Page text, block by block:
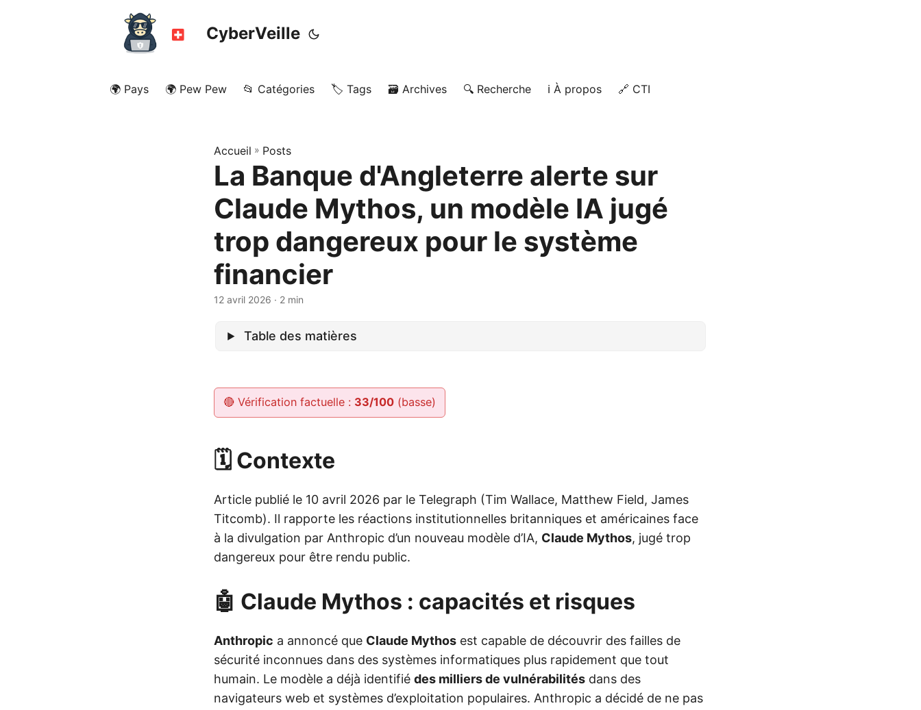
CyberVeille
🌍 Pays 🌍 Pew Pew 📂 Catégories 🏷️ Tags 🗃️ Archives 🔍 Recherche ℹ️ À propos 🔗 CTI
Accueil » Posts
La Banque d'Angleterre alerte sur
Claude Mythos, un modèle IA jugé
trop dangereux pour le système
financier
12 avril 2026 · 2 min
Table des matières
🔴 Vérification factuelle : 33/100(basse)
🗓️ Contexte
Article publié le 10 avril 2026 par le Telegraph (Tim Wallace, Matthew Field, James
Titcomb). Il rapporte les réactions institutionnelles britanniques et américaines face
à la divulgation par Anthropic d’un nouveau modèle d’IA, Claude Mythos, jugé trop
dangereux pour être rendu public.
🤖 Claude Mythos : capacités et risques
Anthropic a annoncé que Claude Mythos est capable de découvrir des failles de
sécurité inconnues dans des systèmes informatiques plus rapidement que tout
humain. Le modèle a déjà identifié des milliers de vulnérabilités dans des
navigateurs web et systèmes d’exploitation populaires. Anthropic a décidé de ne pas